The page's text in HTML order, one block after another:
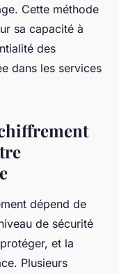
Cette méthode
sa capacité à
des
dans les services
dépend de
de sécurité
et la
Plusieurs